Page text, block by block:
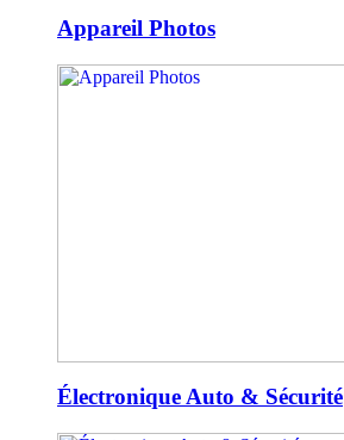
Appareil Photos
Électronique Auto & Sécurité